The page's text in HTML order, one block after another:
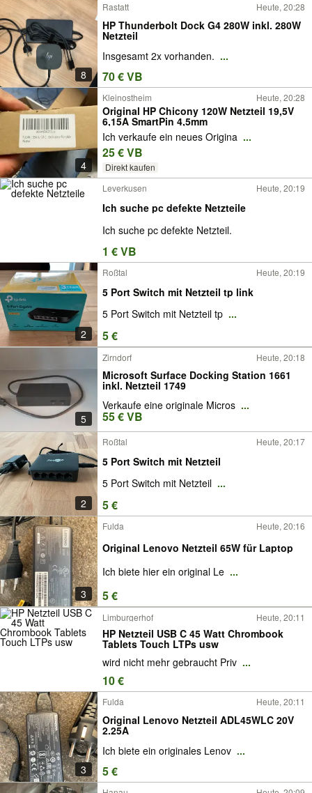
8
Rastatt Heute, 20:28
HP Thunderbolt Dock G4 280W inkl. 280W
Netzteil
Insgesamt 2x vorhanden. ...
70 € VB
4
Kleinostheim Heute, 20:28
Original HP Chicony 120W Netzteil 19,5V
6,15A SmartPin 4,5mm
Ich verkaufe ein neues Origina ...
25 € VB
Direkt kaufen
Leverkusen
Heute, 20:19
Ich suche pc defekte Netzteile
Ich suche pc defekte Netzteil.
1 € VB
2
Roßtal Heute, 20:19
5 Port Switch mit Netzteil tp link
5 Port Switch mit Netzteil tp ...
5 €
5
Zirndorf Heute, 20:18
Microsoft Surface Docking Station 1661
inkl. Netzteil 1749
Verkaufe eine originale Micros ...
55 € VB
2
Roßtal Heute, 20:17
5 Port Switch mit Netzteil
5 Port Switch mit Netzteil ...
5 €
3
Fulda Heute, 20:16
Original Lenovo Netzteil 65W für Laptop
Ich biete hier ein original Le ...
5 €
Limburgerhof Heute, 20:11
HP Netzteil USB C 45 Watt Chrombook
Tablets Touch LTPs usw
wird nicht mehr gebraucht Priv ...
10 €
3
Fulda Heute, 20:11
Original Lenovo Netzteil ADL45WLC 20V
2.25A
Ich biete ein originales Lenov ...
5 €